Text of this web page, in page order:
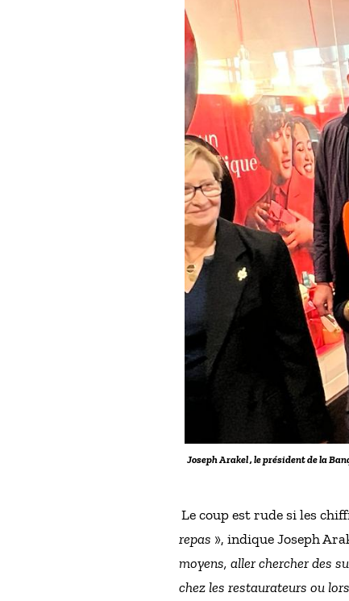
Joseph Arakel , le président de la
Le coup est rude si les
repas », indique Joseph
moyens, aller chercher des
chez les restaurateurs ou